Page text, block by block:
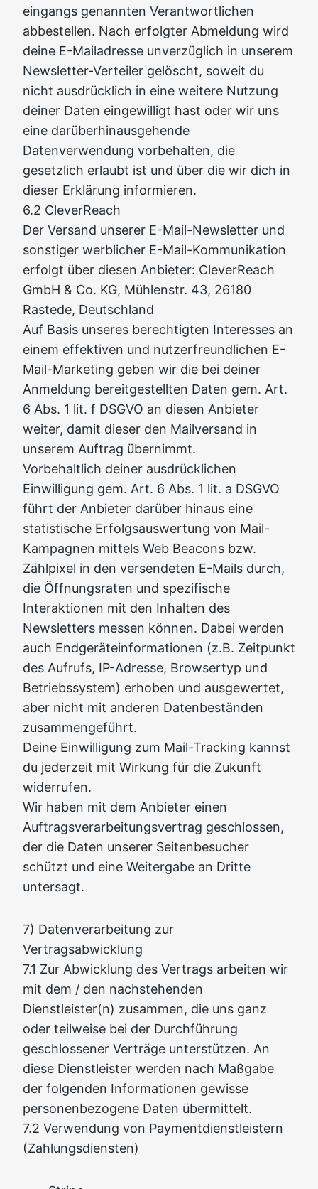
eingangs genannten Verantwortlichen
abbestellen. Nach erfolgter Abmeldung wird
deine E-Mailadresse unverzüglich in unserem
Newsletter-Verteiler gelöscht, soweit du
nicht ausdrücklich in eine weitere Nutzung
deiner Daten eingewilligt hast oder wir uns
eine darüberhinausgehende
Datenverwendung vorbehalten, die
gesetzlich erlaubt ist und über die wir dich in
dieser Erklärung informieren.
6.2 CleverReach
Der Versand unserer E-Mail-Newsletter und
sonstiger werblicher E-Mail-Kommunikation
erfolgt über diesen Anbieter: CleverReach
GmbH & Co. KG, Mühlenstr. 43, 26180
Rastede, Deutschland
Auf Basis unseres berechtigten Interesses an
einem effektiven und nutzerfreundlichen E-
Mail-Marketing geben wir die bei deiner
Anmeldung bereitgestellten Daten gem. Art.
6 Abs. 1 lit. f DSGVO an diesen Anbieter
weiter, damit dieser den Mailversand in
unserem Auftrag übernimmt.
Vorbehaltlich deiner ausdrücklichen
Einwilligung gem. Art. 6 Abs. 1 lit. a DSGVO
führt der Anbieter darüber hinaus eine
statistische Erfolgsauswertung von Mail-
Kampagnen mittels Web Beacons bzw.
Zählpixel in den versendeten E-Mails durch,
die Öffnungsraten und spezifische
Interaktionen mit den Inhalten des
Newsletters messen können. Dabei werden
auch Endgeräteinformationen (z.B. Zeitpunkt
des Aufrufs, IP-Adresse, Browsertyp und
Betriebssystem) erhoben und ausgewertet,
aber nicht mit anderen Datenbeständen
zusammengeführt.
Deine Einwilligung zum Mail-Tracking kannst
du jederzeit mit Wirkung für die Zukunft
widerrufen.
Wir haben mit dem Anbieter einen
Auftragsverarbeitungsvertrag geschlossen,
der die Daten unserer Seitenbesucher
schützt und eine Weitergabe an Dritte
untersagt.
7) Datenverarbeitung zur
Vertragsabwicklung
7.1 Zur Abwicklung des Vertrags arbeiten wir
mit dem / den nachstehenden
Dienstleister(n) zusammen, die uns ganz
oder teilweise bei der Durchführung
geschlossener Verträge unterstützen. An
diese Dienstleister werden nach Maßgabe
der folgenden Informationen gewisse
personenbezogene Daten übermittelt.
7.2 Verwendung von Paymentdienstleistern
(Zahlungsdiensten)